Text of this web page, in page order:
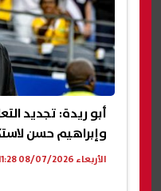
أبو ريدة: تجديد
وإبراهيم حسن
الأربعاء 08/07/2026 11:28 م